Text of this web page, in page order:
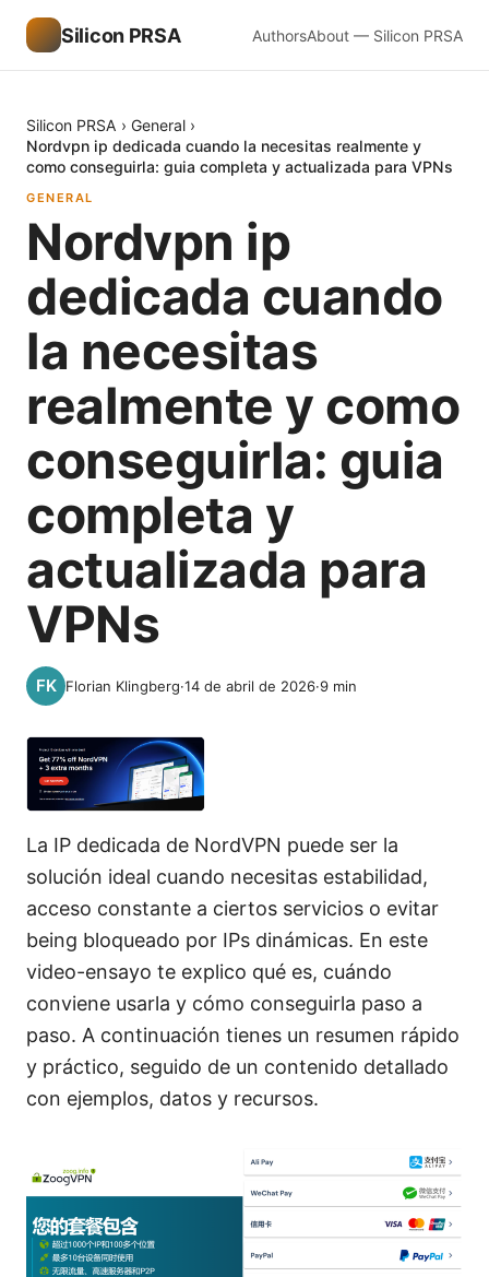
Silicon PRSA AuthorsAbout — Silicon PRSA
Silicon PRSA › General ›
Nordvpn ip dedicada cuando la necesitas realmente y
como conseguirla: guia completa y actualizada para VPNs
GENERAL
Nordvpn ip
dedicada cuando
la necesitas
realmente y como
conseguirla: guia
completa y
actualizada para
VPNs
Florian Klingberg·14 de abril de 2026·9 min
La IP dedicada de NordVPN puede ser la
solución ideal cuando necesitas estabilidad,
acceso constante a ciertos servicios o evitar
being bloqueado por IPs dinámicas. En este
video-ensayo te explico qué es, cuándo
conviene usarla y cómo conseguirla paso a
paso. A continuación tienes un resumen rápido
y práctico, seguido de un contenido detallado
con ejemplos, datos y recursos.